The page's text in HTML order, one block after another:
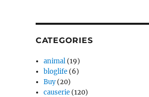
CATEGORIES
animal (19)
bloglife (6)
Buy(20)
causerie (120)